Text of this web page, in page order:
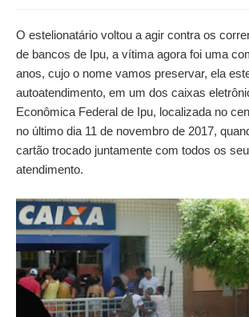
O estelionatário voltou a agir contra os
de bancos de Ipu, a vítima agora foi uma
anos, cujo o nome vamos preservar, ela
autoatendimento, em um dos caixas
Econômica Federal de Ipu, localizada no
no último dia 11 de novembro de 2017,
cartão trocado juntamente com todos os
atendimento.